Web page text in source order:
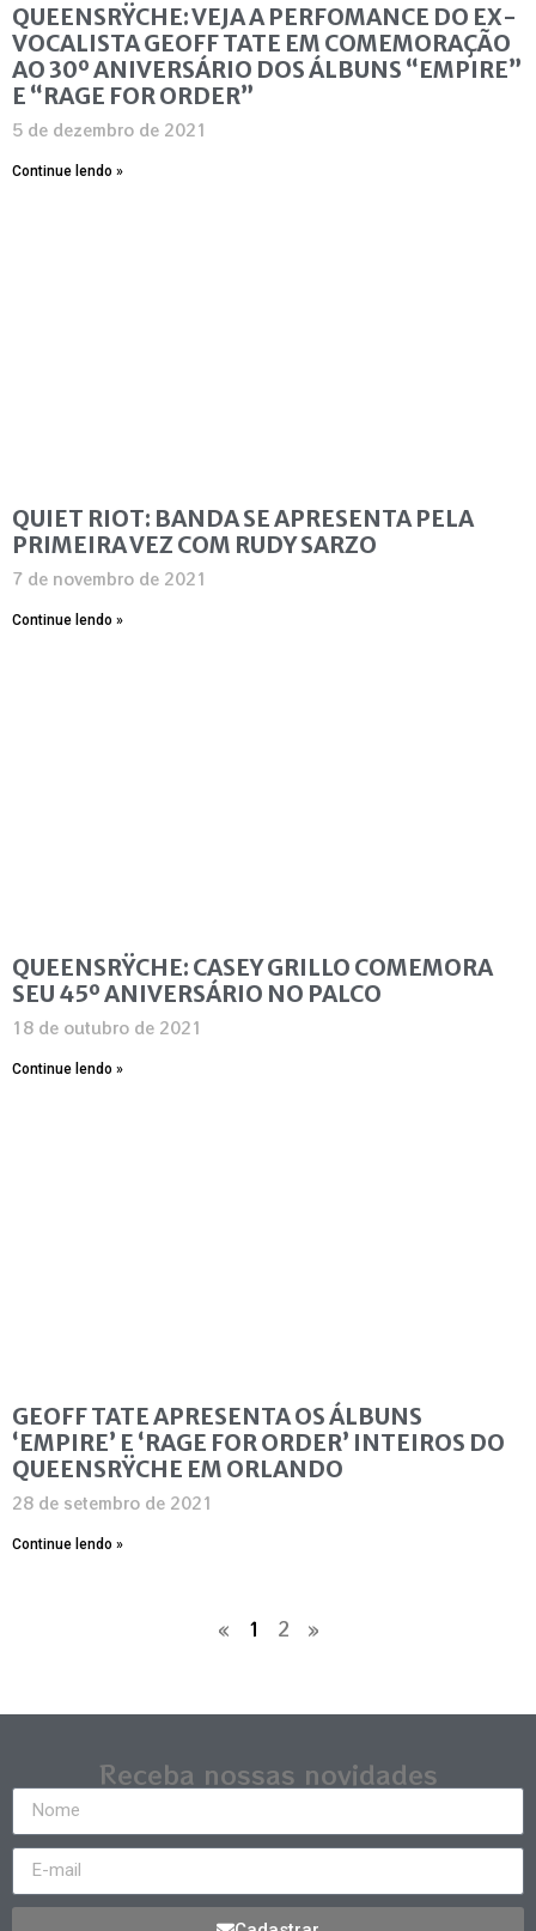
QUEENSRŸCHE: VEJA A PERFOMANCE DO EX-
VOCALISTA GEOFF TATE EM COMEMORAÇÃO
AO 30º ANIVERSÁRIO DOS ÁLBUNS “EMPIRE”
E “RAGE FOR ORDER”
5 de dezembro de 2021
Continue lendo »
QUIET RIOT: BANDA SE APRESENTA PELA
PRIMEIRA VEZ COM RUDY SARZO
7 de novembro de 2021
Continue lendo »
QUEENSRŸCHE: CASEY GRILLO COMEMORA
SEU 45º ANIVERSÁRIO NO PALCO
18 de outubro de 2021
Continue lendo »
GEOFF TATE APRESENTA OS ÁLBUNS
‘EMPIRE’ E ‘RAGE FOR ORDER’ INTEIROS DO
QUEENSRŸCHE EM ORLANDO
28 de setembro de 2021
Continue lendo »
« 1 2 »
Receba nossas novidades